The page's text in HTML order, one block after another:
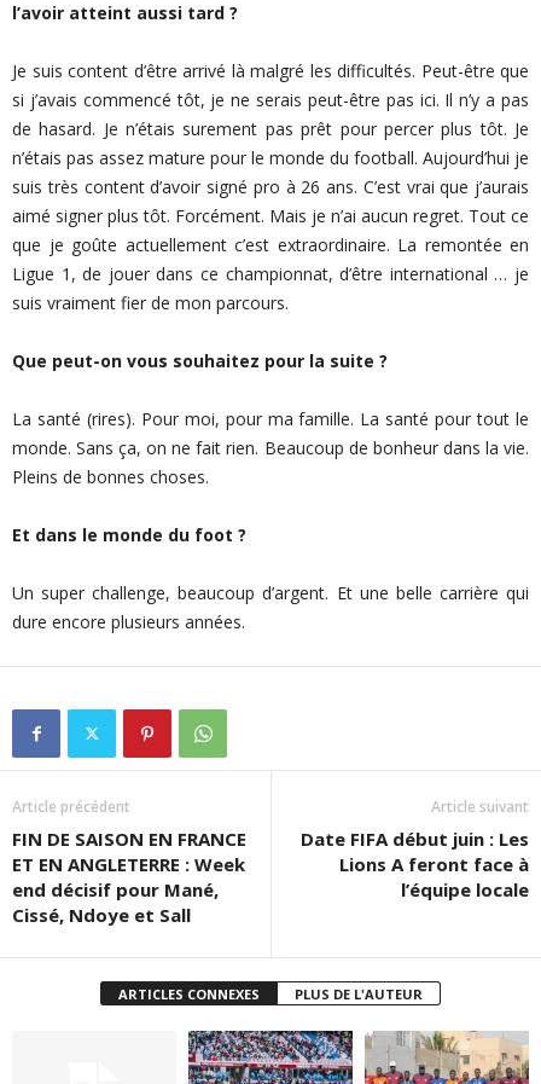
l’avoir atteint aussi tard ?
Je suis content d’être arrivé là malgré les difficultés. Peut-être que
si j’avais commencé tôt, je ne serais peut-être pas ici. Il n’y a pas
de hasard. Je n’étais surement pas prêt pour percer plus tôt. Je
n’étais pas assez mature pour le monde du football. Aujourd’hui je
suis très content d’avoir signé pro à 26 ans. C’est vrai que j’aurais
aimé signer plus tôt. Forcément. Mais je n’ai aucun regret. Tout ce
que je goûte actuellement c’est extraordinaire. La remontée en
Ligue 1, de jouer dans ce championnat, d’être international … je
suis vraiment fier de mon parcours.
Que peut-on vous souhaitez pour la suite ?
La santé (rires). Pour moi, pour ma famille. La santé pour tout le
monde. Sans ça, on ne fait rien. Beaucoup de bonheur dans la vie.
Pleins de bonnes choses.
Et dans le monde du foot ?
Un super challenge, beaucoup d’argent. Et une belle carrière qui
dure encore plusieurs années.
Article précédent
FIN DE SAISON EN FRANCE
ET EN ANGLETERRE : Week
end décisif pour Mané,
Cissé, Ndoye et Sall
Article suivant
Date FIFA début juin : Les
Lions A feront face à
l’équipe locale
ARTICLES CONNEXES PLUS DE L'AUTEUR